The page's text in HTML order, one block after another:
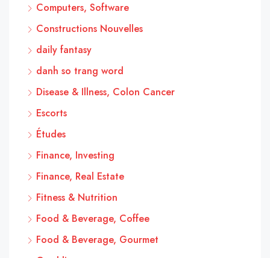
Computers, Software
Constructions Nouvelles
daily fantasy
danh so trang word
Disease & Illness, Colon Cancer
Escorts
Études
Finance, Investing
Finance, Real Estate
Fitness & Nutrition
Food & Beverage, Coffee
Food & Beverage, Gourmet